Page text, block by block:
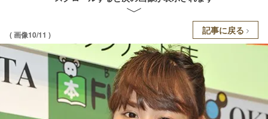
( 画像10/11 ) 記事に戻る